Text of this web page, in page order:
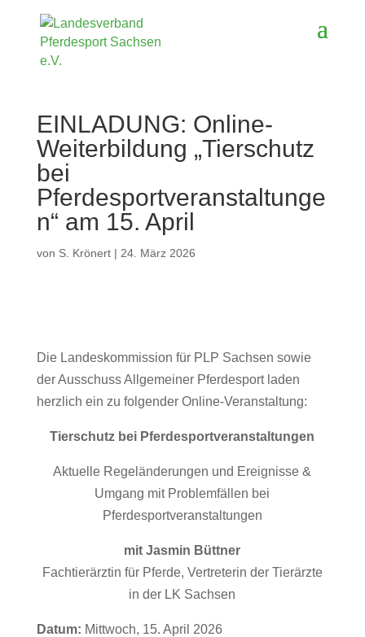
EINLADUNG: Online-
Weiterbildung „Tierschutz
bei
Pferdesportveranstaltunge
n“ am 15. April
von S. Krönert| 24. März 2026
Die Landeskommission für PLP Sachsen sowie
der Ausschuss Allgemeiner Pferdesport laden
herzlich ein zu folgender Online-Veranstaltung:
Tierschutz bei Pferdesportveranstaltungen
Aktuelle Regeländerungen und Ereignisse &
Umgang mit Problemfällen bei
Pferdesportveranstaltungen
mitJasmin Büttner
Fachtierärztin für Pferde, Vertreterin der Tierärzte
in der LK Sachsen
Datum: Mittwoch, 15. April 2026